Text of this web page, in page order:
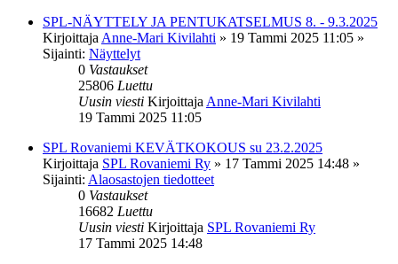
SPL-NÄYTTELY JA PENTUKATSELMUS 8. - 9.3.2025
Kirjoittaja Anne-Mari Kivilahti » 19 Tammi 2025 11:05 »
Sijainti: Näyttelyt
0 Vastaukset
25806 Luettu
Uusin viesti Kirjoittaja Anne-Mari Kivilahti
19 Tammi 2025 11:05
SPL Rovaniemi KEVÄTKOKOUS su 23.2.2025
Kirjoittaja SPL Rovaniemi Ry » 17 Tammi 2025 14:48 »
Sijainti: Alaosastojen tiedotteet
0 Vastaukset
16682 Luettu
Uusin viesti Kirjoittaja SPL Rovaniemi Ry
17 Tammi 2025 14:48